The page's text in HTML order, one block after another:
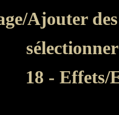
Ajouter
18 - Effets/